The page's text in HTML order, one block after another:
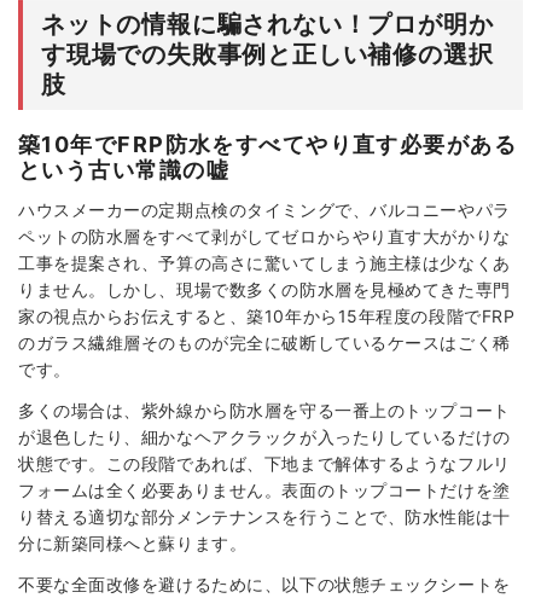
ネットの情報に騙されない！プロが明か
す現場での失敗事例と正しい補修の選択
肢
築10年でFRP防水をすべてやり直す必要がある
という古い常識の嘘
ハウスメーカーの定期点検のタイミングで、バルコニーやパラ
ペットの防水層をすべて剥がしてゼロからやり直す大がかりな
工事を提案され、予算の高さに驚いてしまう施主様は少なくあ
りません。しかし、現場で数多くの防水層を見極めてきた専門
家の視点からお伝えすると、築10年から15年程度の段階でFRP
のガラス繊維層そのものが完全に破断しているケースはごく稀
です。
多くの場合は、紫外線から防水層を守る一番上のトップコート
が退色したり、細かなヘアクラックが入ったりしているだけの
状態です。この段階であれば、下地まで解体するようなフルリ
フォームは全く必要ありません。表面のトップコートだけを塗
り替える適切な部分メンテナンスを行うことで、防水性能は十
分に新築同様へと蘇ります。
不要な全面改修を避けるために、以下の状態チェックシートを